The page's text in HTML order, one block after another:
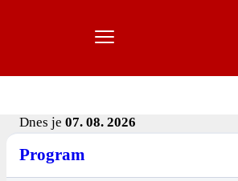
Dnes je 07. 08. 2026
Program